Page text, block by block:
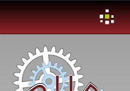
navigation